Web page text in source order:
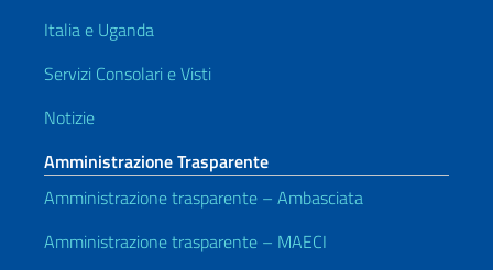
Italia e Uganda
Servizi Consolari e Visti
Notizie
Amministrazione Trasparente
Amministrazione trasparente – Ambasciata
Amministrazione trasparente – MAECI